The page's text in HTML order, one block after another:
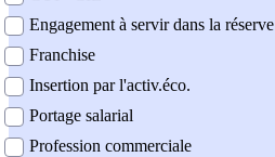
Engagement à servir dans la réserve
Franchise
Insertion par l'activ.éco.
Portage salarial
Profession commerciale